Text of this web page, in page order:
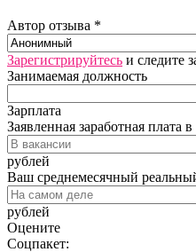
Автор отзыва *
Зарегистрируйтесь и следите
Занимаемая должность
Зарплата
Заявленная заработная плата
рублей
Ваш среднемесячный
рублей
Оцените
Соцпакет: